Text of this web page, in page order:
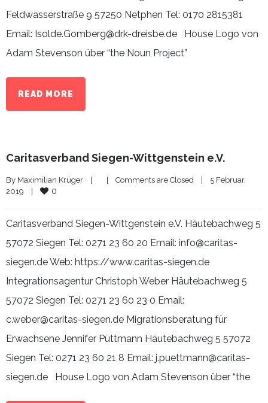
Feldwasserstraße 9 57250 Netphen Tel: 0170 2815381
Email: Isolde.Gomberg@drk-dreisbe.de House Logo von
Adam Stevenson über “the Noun Project”
READ MORE
Caritasverband Siegen-Wittgenstein e.V.
By Maximilian Krüger Comments are Closed
5 Februar,
2019
0
Caritasverband Siegen-Wittgenstein e.V. Häutebachweg 5
57072 Siegen Tel: 0271 23 60 20 Email: info@caritas-
siegen.de Web: https://www.caritas-siegen.de
Integrationsagentur Christoph Weber Häutebachweg 5
57072 Siegen Tel: 0271 23 60 23 0 Email:
c.weber@caritas-siegen.de Migrationsberatung für
Erwachsene Jennifer Püttmann Häutebachweg 5 57072
Siegen Tel: 0271 23 60 21 8 Email: j.puettmann@caritas-
siegen.de House Logo von Adam Stevenson über “the